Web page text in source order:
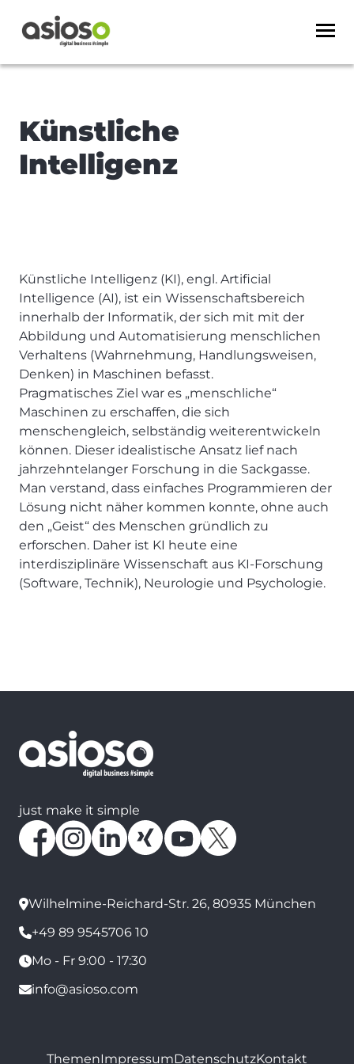
Künstliche
Intelligenz
Künstliche Intelligenz (KI), engl. Artificial
Intelligence (AI), ist ein Wissenschaftsbereich
innerhalb der Informatik, der sich mit mit der
Abbildung und Automatisierung menschlichen
Verhaltens (Wahrnehmung, Handlungsweisen,
Denken) in Maschinen befasst.
Pragmatisches Ziel war es „menschliche“
Maschinen zu erschaffen, die sich
menschengleich, selbständig weiterentwickeln
können. Dieser idealistische Ansatz lief nach
jahrzehntelanger Forschung in die Sackgasse.
Man verstand, dass einfaches Programmieren der
Lösung nicht näher kommen konnte, ohne auch
den „Geist“ des Menschen gründlich zu
erforschen. Daher ist KI heute eine
interdisziplinäre Wissenschaft aus KI-Forschung
(Software, Technik), Neurologie und Psychologie.
just make it simple
Wilhelmine-Reichard-Str. 26, 80935 München
+49 89 9545706 10
Mo - Fr 9:00 - 17:30
info@asioso.com
ThemenImpressumDatenschutzKontakt